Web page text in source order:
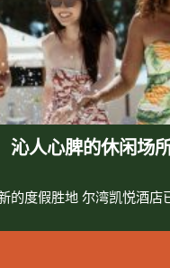
沁人心脾的休闲场
的度假胜地 尔湾凯悦酒